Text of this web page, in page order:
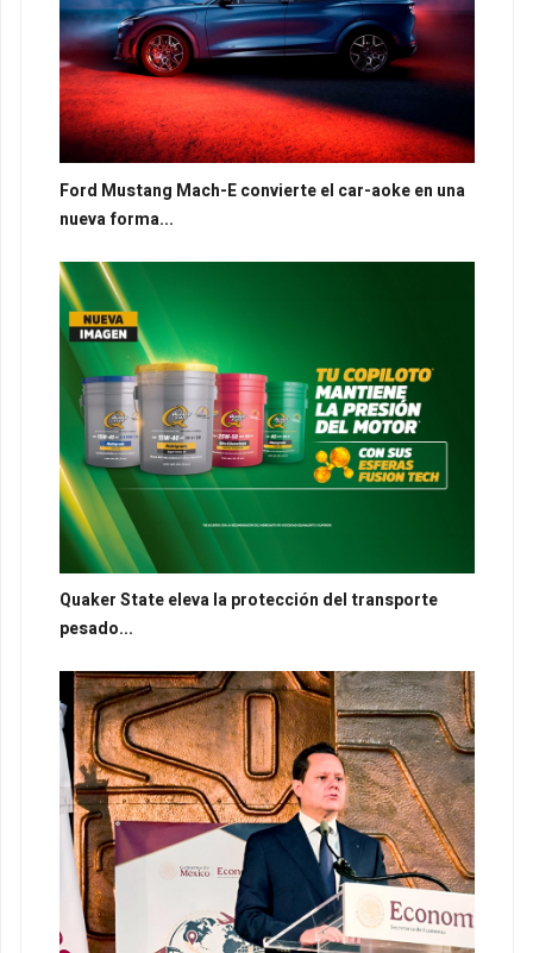
Ford Mustang Mach-E convierte el car-aoke en una
nueva forma...
Quaker State eleva la protección del transporte
pesado...